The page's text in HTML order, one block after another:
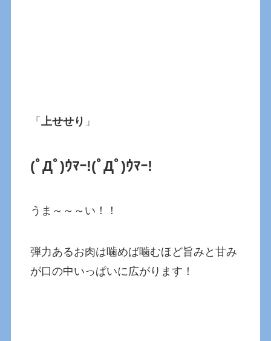
「上せせり 」
(ﾟДﾟ)ｳﾏｰ!(ﾟДﾟ)ｳﾏｰ!
うま～～～い！！
弾力あるお肉は噛めば噛むほど旨みと甘み
が口の中いっぱいに広がります！